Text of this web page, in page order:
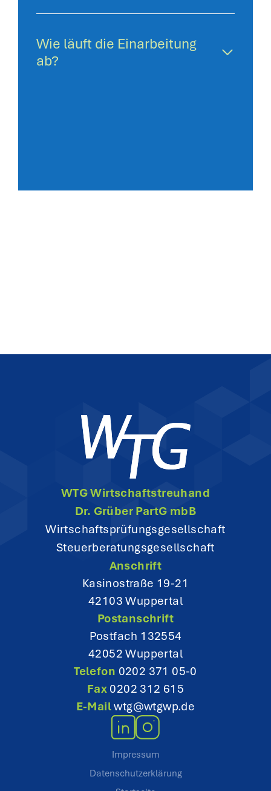
Wie läuft die Einarbeitung
ab?
WTG Wirtschaftstreuhand
Dr. Grüber PartG mbB
Wirtschaftsprüfungsgesellschaft
Steuerberatungsgesellschaft
Anschrift
Kasinostraße 19-21
42103 Wuppertal
Postanschrift
Postfach 132554
42052 Wuppertal
Telefon 0202 371 05-0
Fax 0202 312 615
E-Mailwtg@wtgwp.de
Impressum
Datenschutzerklärung